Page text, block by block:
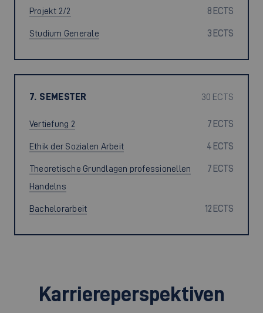
Projekt 2/2 8 ECTS
Studium Generale 3 ECTS
7. SEMESTER 30 ECTS
Vertiefung 2 7 ECTS
Ethik der Sozialen Arbeit 4 ECTS
Theoretische Grundlagen professionellen
Handelns
7 ECTS
Bachelorarbeit 12 ECTS
Karriereperspektiven